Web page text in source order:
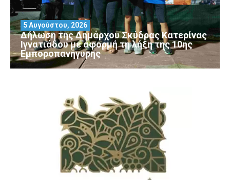
Δήλωση της Δημάρχου Σκύδρας Κατερίνας
Ιγνατιάδου με αφορμή τη λήξη της 10ης
Εμποροπανήγυρης
5 Αυγούστου, 2026